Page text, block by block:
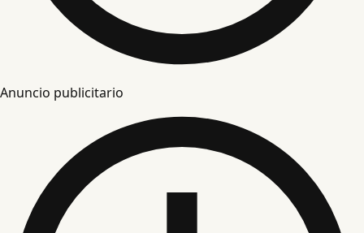
Anuncio publicitario